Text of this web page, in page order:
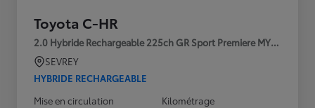
Toyota C-HR
2.0 Hybride Rechargeable 225ch GR Sport Premiere MY25
SEVREY
HYBRIDE RECHARGEABLE
Mise en circulation
Kilométrage